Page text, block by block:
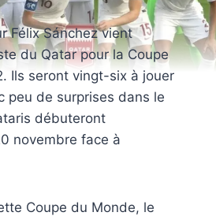
Félix Sánchez vient
du Qatar pour la Coupe
Ils seront vingt-six à jouer
peu de surprises dans le
débuteront
novembre face à
Coupe du Monde, le